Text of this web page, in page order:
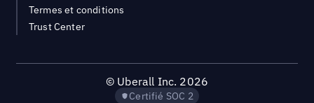
Termes et conditions
Trust Center
© Uberall Inc. 2026
Certifié SOC 2